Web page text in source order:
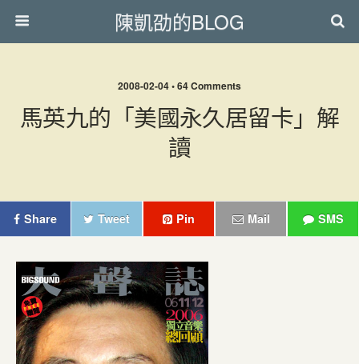
陳凱劭的BLOG
2008-02-04 • 64 Comments
馬英九的「美國永久居留卡」解
讀
Share Tweet Pin Mail SMS